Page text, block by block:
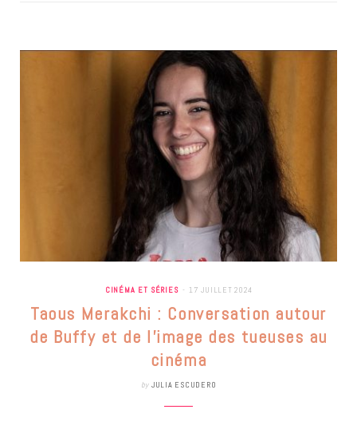
CINÉMA ET SÉRIES 17 JUILLET 2024
Taous Merakchi : Conversation autour
de Buffy et de l’image des tueuses au
cinéma
by JULIA ESCUDERO